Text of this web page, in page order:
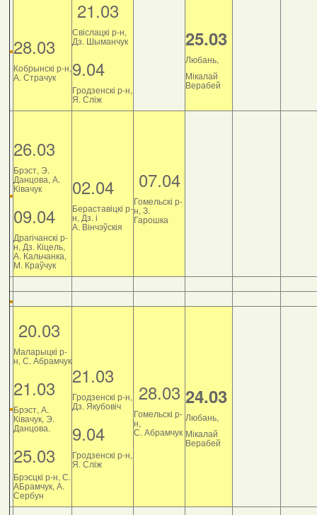
28.03
Кобрынскі р-н,
А. Страчук
21.03
Свіслацкі р-н,
Дз. Шыманчук
9.04
Гродзенскі р-н,
Я. Сліж
25.03
Любань,
Мікалай
Верабей
26.03
Брэст, Э.
Данцова, А.
Ківачук
09.04
Драгічанскі р-
н, Дз. Кіцель,
А. Кальчанка,
М. Краўчук
02.04
Бераставіцкі р-
н, Дз. і
А. Вінчэўскія
07.04
Гомельскі р-
н, З.
Гарошка
20.03
Маларыцкі р-
н, С. Абрамчук
21.03
Брэст, А.
Ківачук, Э.
Данцова.
25.03
Брэсцкі р-н, С.
АБрамчук, А.
Сербун
21.03
Гродзенскі р-н,
Дз. Якубовіч
9.04
Гродзенскі р-н,
Я. Сліж
28.03
Гомельскі р-
н,
С. Абрамчук
24.03
Любань,
Мікалай
Верабей